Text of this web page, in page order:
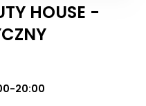
HOUSE -
20:00